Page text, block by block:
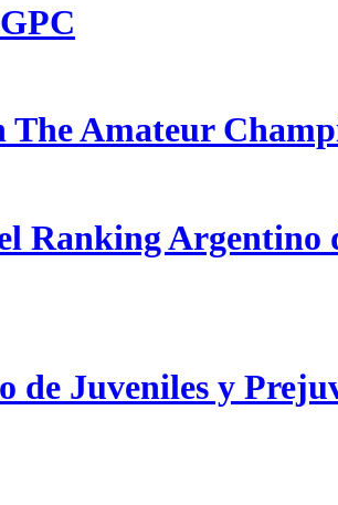
The Amateur
Ranking Argentino
de Juveniles y